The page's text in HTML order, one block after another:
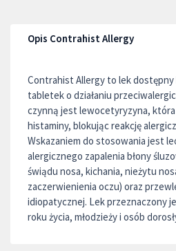
Opis Contrahist Allergy
Contrahist Allergy to lek
tabletek o działaniu
czynną jest lewocetyryzyna,
histaminy, blokując reakcję
Wskazaniem do stosowania jest
alergicznego zapalenia błony
świądu nosa, kichania, nieżytu
zaczerwienienia oczu) oraz
idiopatycznej. Lek przeznaczony
roku życia, młodzieży i osób